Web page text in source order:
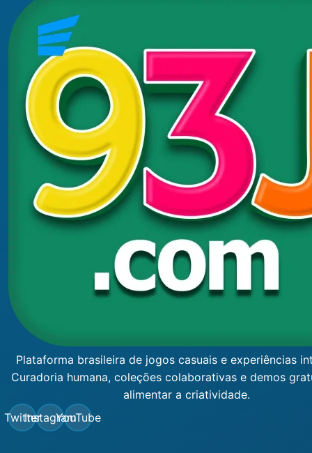
Plataforma brasileira de jogos casuais e experiências
Curadoria humana, coleções colaborativas e demos
alimentar a criatividade.
TwitterInstagramYouTube